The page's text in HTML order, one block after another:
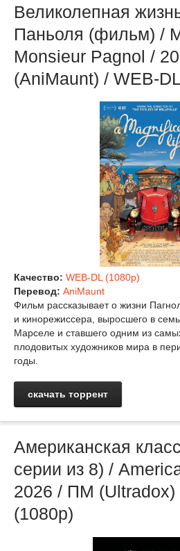
Великолепная
Паньоля (фильм) /
Monsieur Pagnol /
(AniMaunt) / WEB-
Качество: WEB-DL (1080p)
Перевод: AniMaunt
Фильм рассказывает о жизни
и кинорежиссера, выросшего в
Марселе и ставшего одним из
плодовитых художников мира в
годы.
скачать торрент
Американская
серии из 8) /
2026 / ПМ (Ultradox)
(1080p)